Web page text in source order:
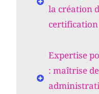
la création
Expertise
: maîtrise